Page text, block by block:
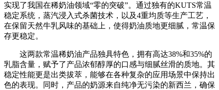
实现了我国在稀奶油领域“零的突破”。通过独有的KUTS常温
稳定系统，蒸汽浸入式杀菌技术，以及4重均质等生产工艺，
在保留天然牛乳风味的基础上，使得奶油质地更细腻，常温保
存更稳定。
这两款常温稀奶油产品独具特色，拥有高达38%和35%的
乳脂含量，赋予了产品浓郁醇厚的口感与细腻丝滑的质地。其
稳定性能更是出类拔萃，能够在各种复杂的应用场景中保持出
色的表现。同时，产品的奶源来自纯净无污染的新西兰，确保